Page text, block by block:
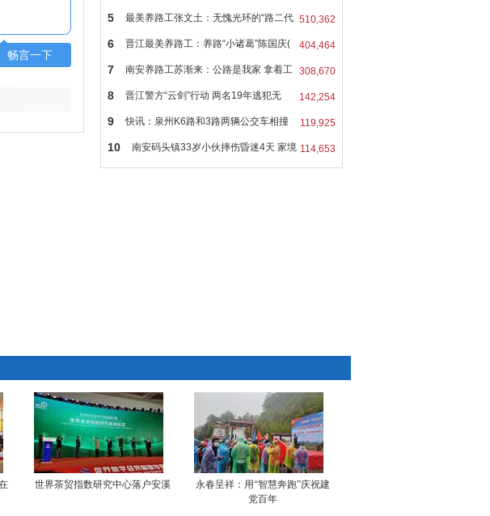
畅言一下
510,362
5 最美养路工张文土：无愧光环的“路二代
404,464
6 晋江最美养路工：养路“小诸葛”陈国庆(
308,670
7 南安养路工苏渐来：公路是我家 拿着工
142,254
8 晋江警方“云剑”行动 两名19年逃犯无
119,925
9 快讯：泉州K6路和3路两辆公交车相撞
车 114,653
10 南安码头镇33岁小伙摔伤昏迷4天 家境
贫
世界茶贸指数研究中心落户安溪
永春呈祥：用“智慧奔跑”庆祝建
党百年